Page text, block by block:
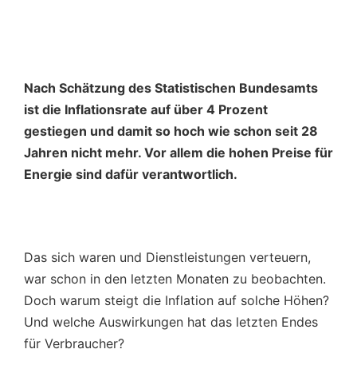
Nach Schätzung des Statistischen Bundesamts
ist die Inflationsrate auf über 4 Prozent
gestiegen und damit so hoch wie schon seit 28
Jahren nicht mehr. Vor allem die hohen Preise für
Energie sind dafür verantwortlich.
Das sich waren und Dienstleistungen verteuern,
war schon in den letzten Monaten zu beobachten.
Doch warum steigt die Inflation auf solche Höhen?
Und welche Auswirkungen hat das letzten Endes
für Verbraucher?